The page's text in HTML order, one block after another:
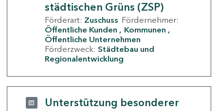
städtischen Grüns (ZSP)
Förderart: Zuschuss Fördernehmer:
Öffentliche Kunden
Kommunen
Öffentliche Unternehmen
Förderzweck: Städtebau und
Regionalentwicklung
Unterstützung besonderer